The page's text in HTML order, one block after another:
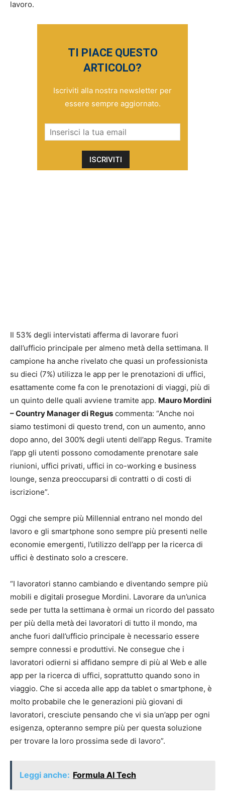
lavoro.
TI PIACE QUESTO
ARTICOLO?
Iscriviti alla nostra newsletter per
essere sempre aggiornato.
Il 53% degli intervistati afferma di lavorare fuori
dall’ufficio principale per almeno metà della settimana. Il
campione ha anche rivelato che quasi un professionista
su dieci (7%) utilizza le app per le prenotazioni di uffici,
esattamente come fa con le prenotazioni di viaggi, più di
un quinto delle quali avviene tramite app. Mauro Mordini
– Country Manager di Regus commenta: “Anche noi
siamo testimoni di questo trend, con un aumento, anno
dopo anno, del 300% degli utenti dell’app Regus. Tramite
l’app gli utenti possono comodamente prenotare sale
riunioni, uffici privati, uffici in co-working e business
lounge, senza preoccuparsi di contratti o di costi di
iscrizione”.
Oggi che sempre più Millennial entrano nel mondo del
lavoro e gli smartphone sono sempre più presenti nelle
economie emergenti, l’utilizzo dell’app per la ricerca di
uffici è destinato solo a crescere.
“I lavoratori stanno cambiando e diventando sempre più
mobili e digitali prosegue Mordini. Lavorare da un’unica
sede per tutta la settimana è ormai un ricordo del passato
per più della metà dei lavoratori di tutto il mondo, ma
anche fuori dall’ufficio principale è necessario essere
sempre connessi e produttivi. Ne consegue che i
lavoratori odierni si affidano sempre di più al Web e alle
app per la ricerca di uffici, soprattutto quando sono in
viaggio. Che si acceda alle app da tablet o smartphone, è
molto probabile che le generazioni più giovani di
lavoratori, cresciute pensando che vi sia un’app per ogni
esigenza, opteranno sempre più per questa soluzione
per trovare la loro prossima sede di lavoro”.
Leggi anche: Formula AI Tech